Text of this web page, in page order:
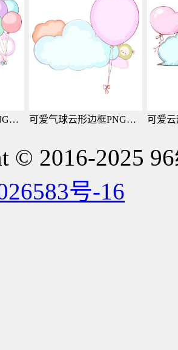
可爱气球云形边框PNG素材 可爱气球云形边框PNG素材
© 2016-2025
号-16